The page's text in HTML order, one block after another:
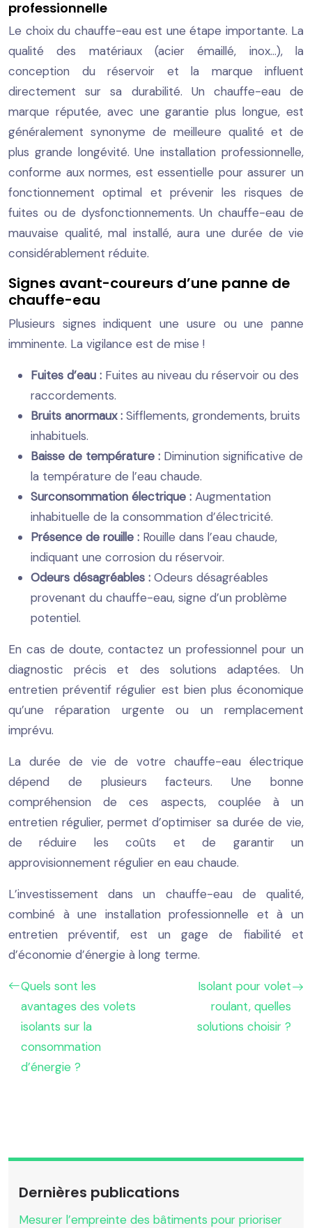
professionnelle
Le choix du chauffe-eau est une étape importante. La
qualité des matériaux (acier émaillé, inox…), la
conception du réservoir et la marque influent
directement sur sa durabilité. Un chauffe-eau de
marque réputée, avec une garantie plus longue, est
généralement synonyme de meilleure qualité et de
plus grande longévité. Une installation professionnelle,
conforme aux normes, est essentielle pour assurer un
fonctionnement optimal et prévenir les risques de
fuites ou de dysfonctionnements. Un chauffe-eau de
mauvaise qualité, mal installé, aura une durée de vie
considérablement réduite.
Signes avant-coureurs d’une panne de
chauffe-eau
Plusieurs signes indiquent une usure ou une panne
imminente. La vigilance est de mise !
Fuites d’eau : Fuites au niveau du réservoir ou des
raccordements.
Bruits anormaux : Sifflements, grondements, bruits
inhabituels.
Baisse de température : Diminution significative de
la température de l’eau chaude.
Surconsommation électrique : Augmentation
inhabituelle de la consommation d’électricité.
Présence de rouille : Rouille dans l’eau chaude,
indiquant une corrosion du réservoir.
Odeurs désagréables : Odeurs désagréables
provenant du chauffe-eau, signe d’un problème
potentiel.
En cas de doute, contactez un professionnel pour un
diagnostic précis et des solutions adaptées. Un
entretien préventif régulier est bien plus économique
qu’une réparation urgente ou un remplacement
imprévu.
La durée de vie de votre chauffe-eau électrique
dépend de plusieurs facteurs. Une bonne
compréhension de ces aspects, couplée à un
entretien régulier, permet d’optimiser sa durée de vie,
de réduire les coûts et de garantir un
approvisionnement régulier en eau chaude.
L’investissement dans un chauffe-eau de qualité,
combiné à une installation professionnelle et à un
entretien préventif, est un gage de fiabilité et
d’économie d’énergie à long terme.
Quels sont les
avantages des volets
isolants sur la
consommation
d’énergie ?
Isolant pour volet
roulant, quelles
solutions choisir ?
Dernières publications
Mesurer l’empreinte des bâtiments pour prioriser